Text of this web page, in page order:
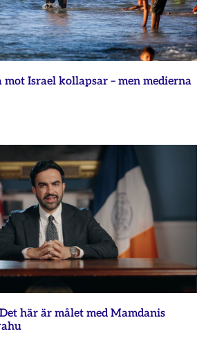
mot Israel kollapsar – men medierna
här är målet med Mamdanis